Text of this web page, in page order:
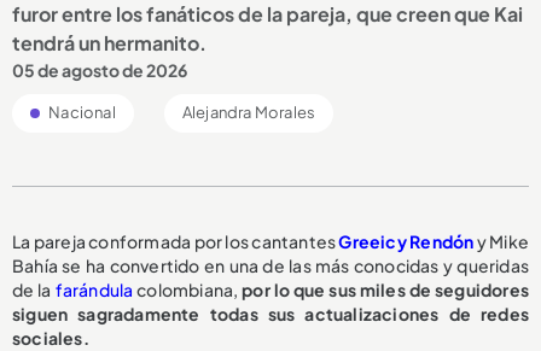
furor entre los fanáticos de la pareja, que creen que Kai
tendrá un hermanito.
05 de agosto de 2026
Nacional Alejandra Morales
La pareja conformada por los cantantesGreeicy Rendóny Mike
Bahía se ha convertido en una de las más conocidas y queridas
de la farándula colombiana,por lo que sus miles de seguidores
siguen sagradamente todas sus actualizaciones de redes
sociales.